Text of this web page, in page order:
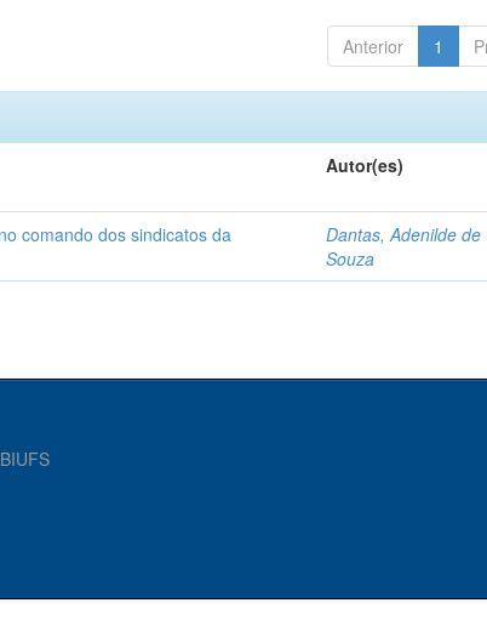
Anterior 1
Autor(es)
comando dos sindicatos da
Dantas, Adenilde de
Souza